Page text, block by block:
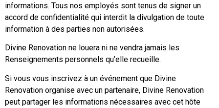
informations. Tous nos employés sont tenus de signer un
accord de confidentialité qui interdit la divulgation de toute
information à des parties non autorisées.
Divine Renovation ne louera ni ne vendra jamais les
Renseignements personnels qu’elle recueille.
Si vous vous inscrivez à un événement que Divine
Renovation organise avec un partenaire, Divine Renovation
peut partager les informations nécessaires avec cet hôte